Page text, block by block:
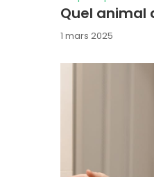
Quel animal
1 mars 2025